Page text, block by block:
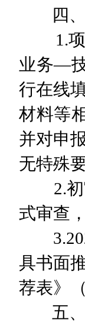
四、
1.项目
业务—
行在线
材料等
并对申
无特殊
2.初审
式审查
具书面
荐表》
五、